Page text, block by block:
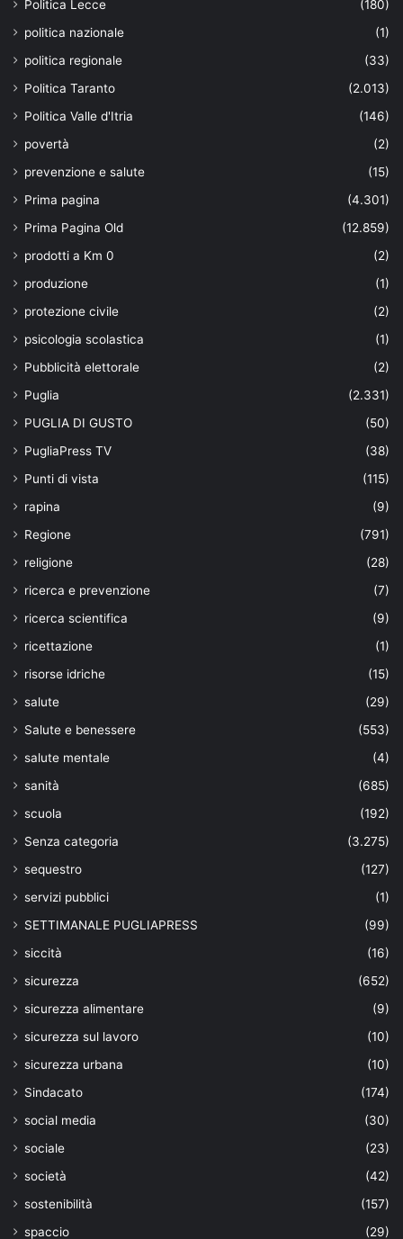
Politica Lecce
(180)
politica nazionale
(1)
politica regionale
(33)
Politica Taranto
(2.013)
Politica Valle d'Itria
(146)
povertà
(2)
prevenzione e salute
(15)
Prima pagina
(4.301)
Prima Pagina Old
(12.859)
prodotti a Km 0
(2)
produzione
(1)
protezione civile
(2)
psicologia scolastica
(1)
Pubblicità elettorale
(2)
Puglia
(2.331)
PUGLIA DI GUSTO
(50)
PugliaPress TV
(38)
Punti di vista
(115)
rapina
(9)
Regione
(791)
religione
(28)
ricerca e prevenzione
(7)
ricerca scientifica
(9)
ricettazione
(1)
risorse idriche
(15)
salute
(29)
Salute e benessere
(553)
salute mentale
(4)
sanità
(685)
scuola
(192)
Senza categoria
(3.275)
sequestro
(127)
servizi pubblici
(1)
SETTIMANALE PUGLIAPRESS
(99)
siccità
(16)
sicurezza
(652)
sicurezza alimentare
(9)
sicurezza sul lavoro
(10)
sicurezza urbana
(10)
Sindacato
(174)
social media
(30)
sociale
(23)
società
(42)
sostenibilità
(157)
spaccio
(29)